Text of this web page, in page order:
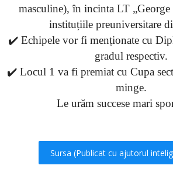
masculine), în incinta LT
instituțiile preuniversitare
✔️ Echipele vor fi menționate cu
gradul respectiv.
✔️ Locul 1 va fi premiat cu Cupa
minge.
Le urăm succese mari
Sursa (Publicat cu ajutorul